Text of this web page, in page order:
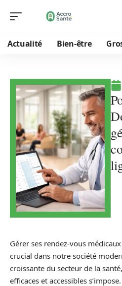
Actualité Bien-être
Gérer ses rendez-vous
crucial dans notre société
croissante du secteur de la
efficaces et accessibles